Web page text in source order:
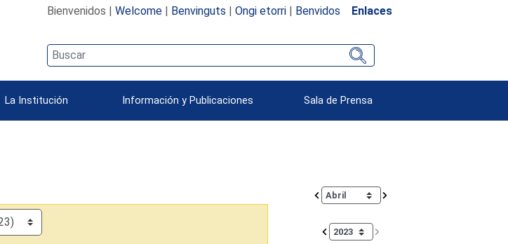
Bienvenidos | Welcome| Benvinguts | Ongi etorri| Benvidos Enlaces
La Institución Información y Publicaciones Sala de Prensa
Calendar io de actividades. Doce Legislatura